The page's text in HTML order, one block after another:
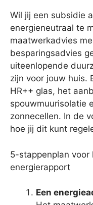
Wil jij een subsidie
energieneutraal te
maatwerkadvies
besparingsadvies
uiteenlopende
zijn voor jouw huis.
HR++ glas, het
spouwmuurisolatie
zonnecellen. In de
hoe jij dit kunt
5-stappenplan voor
energierapport
Een